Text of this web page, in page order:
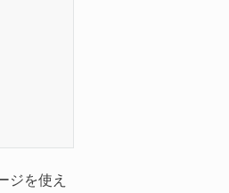
ジを使え